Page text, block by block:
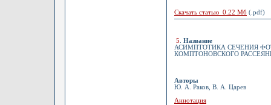
Скачать статью 0.22 Мб (.pdf)
5
Название
АСИМПТОТИКА СЕЧЕНИЯ
КОМПТОНОВСКОГО
Авторы
Ю. А. Раков, В. А. Царев
Аннотация